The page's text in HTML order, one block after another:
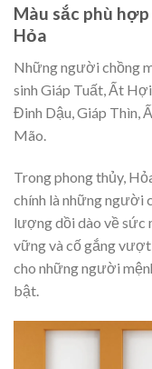
Màu sắc phù
Hỏa
Những người chồng
sinh Giáp Tuất, Ất
Đinh Dậu, Giáp Thìn,
Mão.
Trong phong thủy,
chính là những người
lượng dồi dào về sức
vững và cố gắng vượt
cho những người
bật.